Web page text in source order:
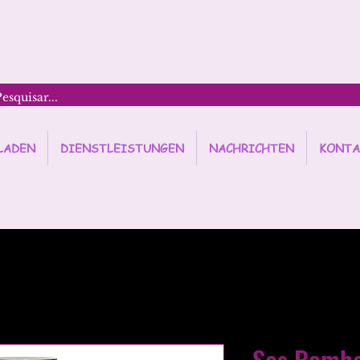
DIENSTLEISTUNGEN NACHRICHTEN